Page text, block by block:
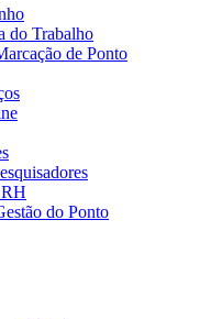
do Trabalho
de Ponto
do Ponto